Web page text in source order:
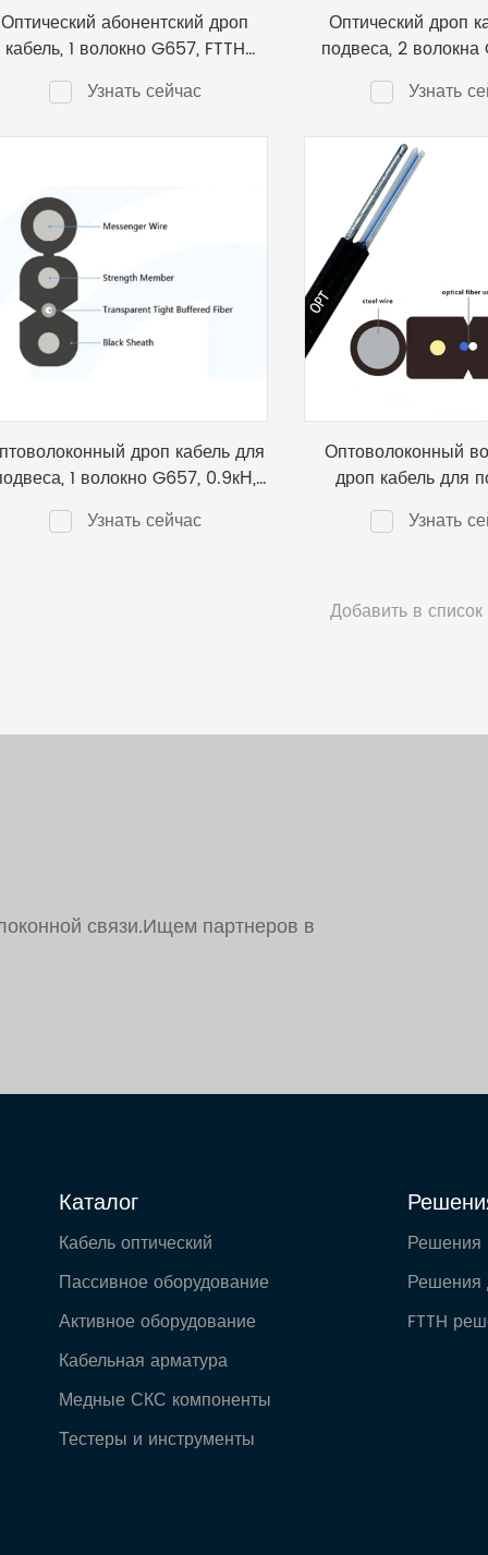
Оптический абонентский дроп
кабель, 1 волокно G657, FTTH
1,5кН, 2x диэлектрический FRP
GJXFH
Узнать сейчас
Оптический дроп
подвеса, 2
диэлектрический
FRP
Узнать
дроп кабель для
1 волокно G657, 0.9кН,
две проволока 0.45 и 1.0мм
GJYXCH
Узнать сейчас
Оптоволоконный
дроп кабель для
волокно G657,
диэлектрический
Узнать
связи.Ищем партнеров в
Каталог
Кабель оптический
Пассивное оборудование
Активное оборудование
Кабельная арматура
Медные СКС компоненты
Тестеры и инструменты
Решения
FTTH